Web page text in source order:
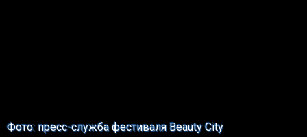
Фото: пресс-служба фестиваля Beauty City